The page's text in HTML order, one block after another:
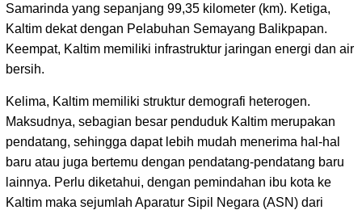
Samarinda yang sepanjang 99,35 kilometer (km). Ketiga,
Kaltim dekat dengan Pelabuhan Semayang Balikpapan.
Keempat, Kaltim memiliki infrastruktur jaringan energi dan air
bersih.
Kelima, Kaltim memiliki struktur demografi heterogen.
Maksudnya, sebagian besar penduduk Kaltim merupakan
pendatang, sehingga dapat lebih mudah menerima hal-hal
baru atau juga bertemu dengan pendatang-pendatang baru
lainnya. Perlu diketahui, dengan pemindahan ibu kota ke
Kaltim maka sejumlah Aparatur Sipil Negara (ASN) dari